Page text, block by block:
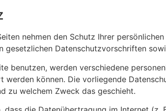
nehmen den Schutz Ihrer
gesetzlichen Datenschutzvorschriften
benutzen, werden verschiedene
werden können. Die vorliegende
zu welchem Zweck das geschieht.